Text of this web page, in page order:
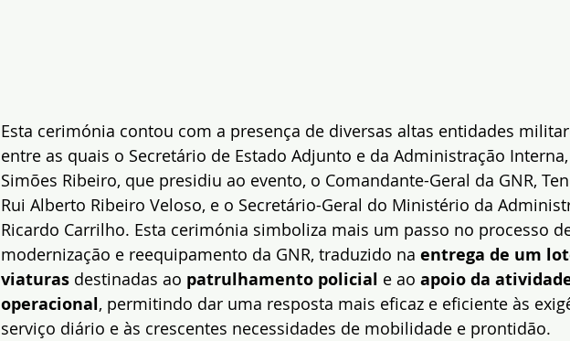
Esta cerimónia contou com a presença de diversas altas entidades
entre as quais o Secretário de Estado Adjunto e da Administração
Simões Ribeiro, que presidiu ao evento, o Comandante-Geral da GNR,
Rui Alberto Ribeiro Veloso, e o Secretário-Geral do Ministério da
Ricardo Carrilho. Esta cerimónia simboliza mais um passo no processo
modernização e reequipamento da GNR, traduzido na entrega de um
viaturas destinadas ao patrulhamento policial e ao apoio da
operacional, permitindo dar uma resposta mais eficaz e eficiente às
serviço diário e às crescentes necessidades de mobilidade e prontidão.